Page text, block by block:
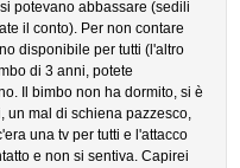
potevano abbassare (sedili
il conto). Per non contare
disponibile per tutti (l'altro
di 3 anni, potete
Il bimbo non ha dormito, si è
un mal di schiena pazzesco,
una tv per tutti e l'attacco
e non si sentiva. Capirei